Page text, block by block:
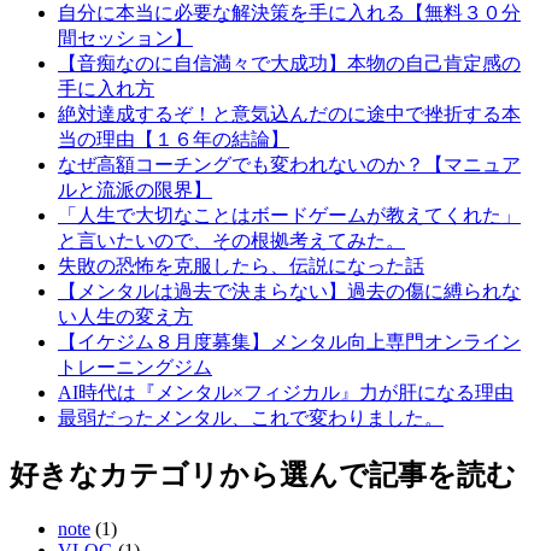
自分に本当に必要な解決策を手に入れる【無料３０分
間セッション】
【音痴なのに自信満々で大成功】本物の自己肯定感の
手に入れ方
絶対達成するぞ！と意気込んだのに途中で挫折する本
当の理由【１６年の結論】
なぜ高額コーチングでも変われないのか？【マニュア
ルと流派の限界】
「人生で大切なことはボードゲームが教えてくれた」
と言いたいので、その根拠考えてみた。
失敗の恐怖を克服したら、伝説になった話
【メンタルは過去で決まらない】過去の傷に縛られな
い人生の変え方
【イケジム８月度募集】メンタル向上専門オンライン
トレーニングジム
AI時代は『メンタル×フィジカル』力が肝になる理由
最弱だったメンタル、これで変わりました。
好きなカテゴリから選んで記事を読む
note (1)